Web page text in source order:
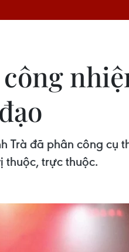
Trà đã phân công
thuộc, trực thuộc.